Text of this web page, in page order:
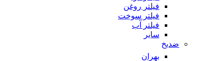
فیلتر روغن
فیلتر سوخت
فیلتر آب
سایر
ضدیخ
بهران